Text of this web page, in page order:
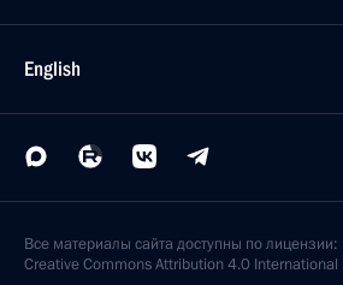
«Газпром» Алексеем Миллером
8 апреля 2015 года, 18:45
Пресс-конференция по итогам
с Премьер-министром Греции
Ципрасом